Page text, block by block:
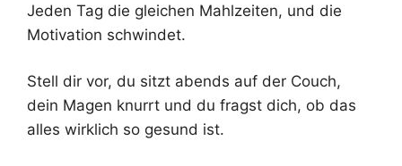
Jeden Tag die gleichen Mahlzeiten, und die
Motivation schwindet.
Stell dir vor, du sitzt abends auf der Couch,
dein Magen knurrt und du fragst dich, ob das
alles wirklich so gesund ist.